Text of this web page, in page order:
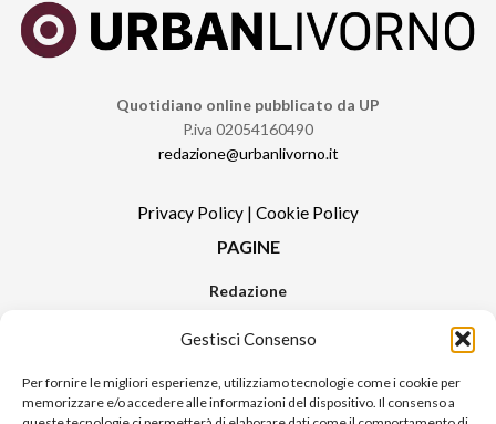
Gestisci Consenso
Per fornire le migliori esperienze, utilizziamo tecnologie come i cookie per
memorizzare e/o accedere alle informazioni del dispositivo. Il consenso a
Quotidiano online pubblicato da UP
P.iva 02054160490
redazione@urbanlivorno.it
Privacy Policy | Cookie Policy
PAGINE
Redazione
Pubblicità
Sitemap
RUBRICHE